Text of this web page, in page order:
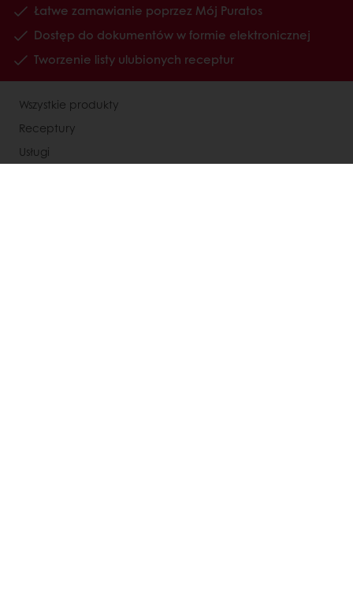
Łatwe zamawianie poprzez Mój Puratos
Dostęp do dokumentów w formie elektronicznej
Tworzenie listy ulubionych receptur
Wszystkie produkty
Receptury
Usługi